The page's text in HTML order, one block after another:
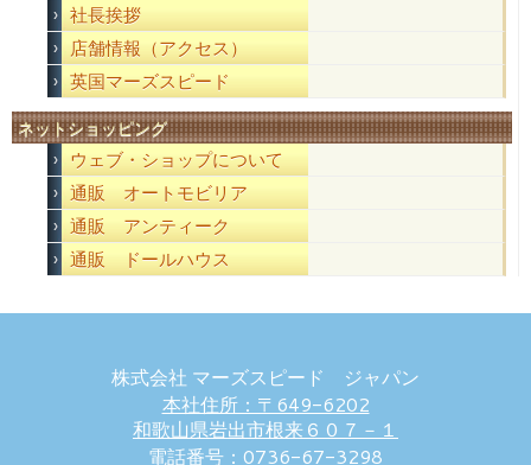
社長挨拶
店舗情報（アクセス）
英国マーズスピード
ネットショッピング
ウェブ・ショップについて
通販 オートモビリア
通販 アンティーク
通販 ドールハウス
株式会社 マーズスピード ジャパン
本社住所：〒649-6202
和歌山県岩出市根来６０７－１
電話番号：0736-67-3298